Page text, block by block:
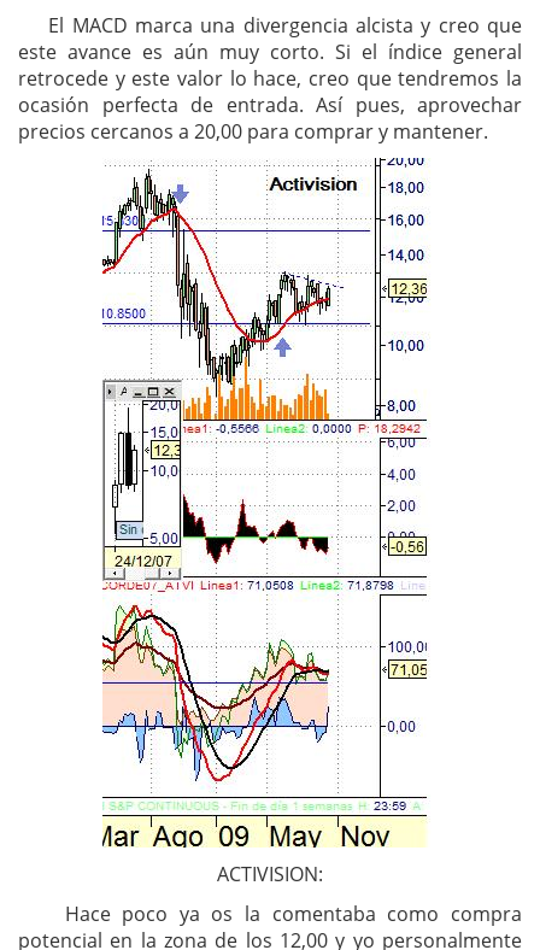
El MACD marca una divergencia alcista y creo que
este avance es aún muy corto. Si el índice general
retrocede y este valor lo hace, creo que tendremos la
ocasión perfecta de entrada. Así pues, aprovechar
precios cercanos a 20,00 para comprar y mantener.
ACTIVISION:
Hace poco ya os la comentaba como compra
potencial en la zona de los 12,00 y yo personalmente